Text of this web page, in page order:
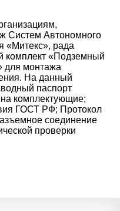
Систем Автономного
«Митекс», рада
комплект «Подземный
для монтажа
На данный
паспорт
комплектующие;
ГОСТ РФ; Протокол
соединение
проверки